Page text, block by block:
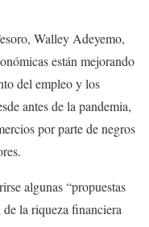
Walley Adeyemo,
están mejorando
del empleo y los
antes de la pandemia,
por parte de negros
algunas “propuestas
la riqueza financiera